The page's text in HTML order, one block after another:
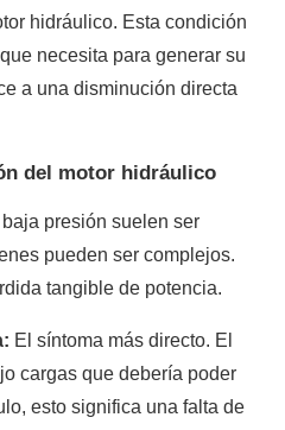
hidráulico. Esta condición
necesita para generar su
a una disminución directa
del motor hidráulico
presión suelen ser
pueden ser complejos.
tangible de potencia.
El síntoma más directo. El
cargas que debería poder
esto significa una falta de